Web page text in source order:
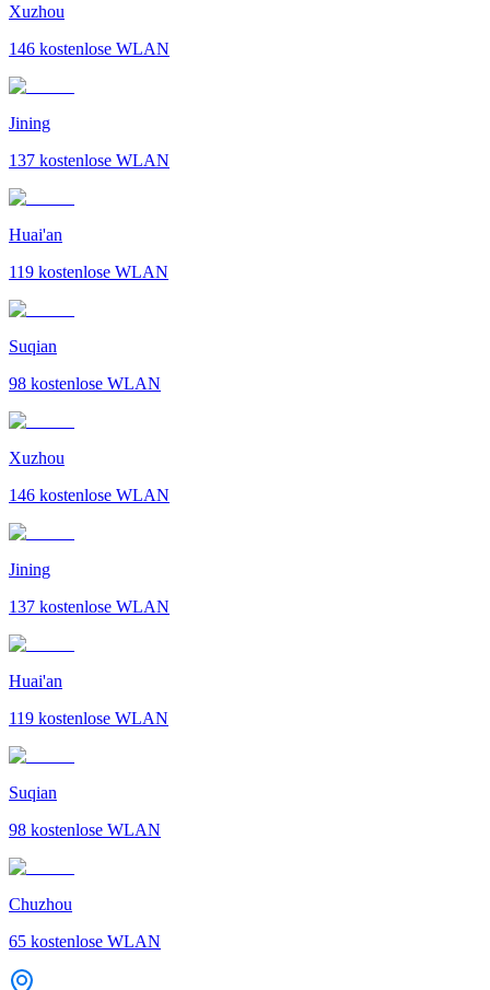
Xuzhou
146 kostenlose WLAN
Jining
137 kostenlose WLAN
Huai'an
119 kostenlose WLAN
Suqian
98 kostenlose WLAN
Xuzhou
146 kostenlose WLAN
Jining
137 kostenlose WLAN
Huai'an
119 kostenlose WLAN
Suqian
98 kostenlose WLAN
Chuzhou
65 kostenlose WLAN